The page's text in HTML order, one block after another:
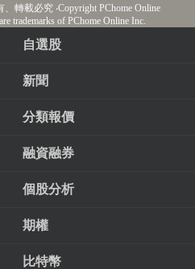
、轉載必究‧Copyright PChome Online
trademarks of PChome Online Inc.
自選股
新聞
分類報價
融資融券
個股分析
期權
比特幣